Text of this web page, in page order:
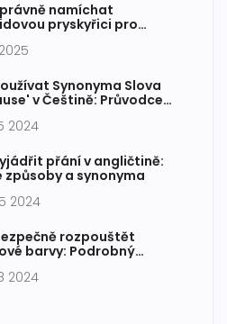
namíchat
pryskyřici pro
Synonyma Slova
v Češtině: Průvodce
2024
přání v angličtině:
způsoby a synonyma
2024
rozpouštět
barvy: Podrobný
2024